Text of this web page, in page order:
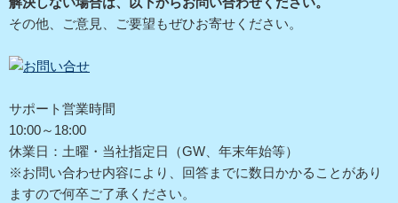
その他、ご意見、ご要望もぜひお寄せください。
サポート営業時間
10:00～18:00
休業日：土曜・当社指定日（GW、年末年始等）
※お問い合わせ内容により、回答までに数日かかることがあり
ますので何卒ご了承ください。